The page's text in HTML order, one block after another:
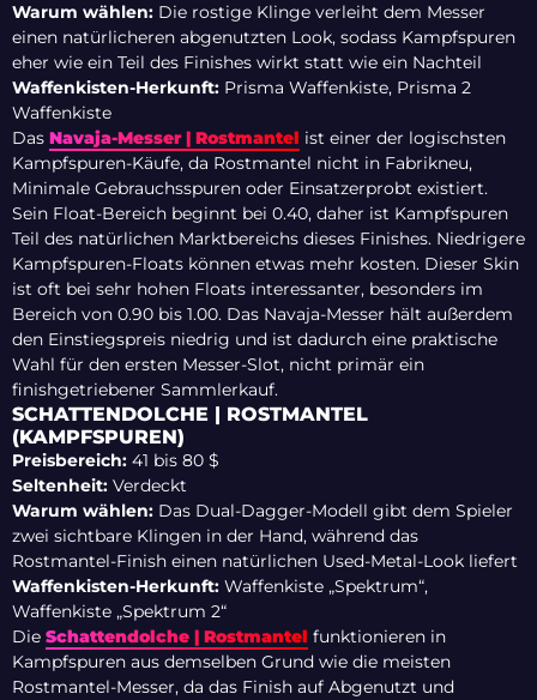
Warum wählen: Die rostige Klinge verleiht dem Messer
einen natürlicheren abgenutzten Look, sodass Kampfspuren
eher wie ein Teil des Finishes wirkt statt wie ein Nachteil
Waffenkisten-Herkunft: Prisma Waffenkiste, Prisma 2
Waffenkiste
Das Navaja-Messer | Rostmantel ist einer der logischsten
Kampfspuren-Käufe, da Rostmantel nicht in Fabrikneu,
Minimale Gebrauchsspuren oder Einsatzerprobt existiert.
Sein Float-Bereich beginnt bei 0.40, daher ist Kampfspuren
Teil des natürlichen Marktbereichs dieses Finishes. Niedrigere
Kampfspuren-Floats können etwas mehr kosten. Dieser Skin
ist oft bei sehr hohen Floats interessanter, besonders im
Bereich von 0.90 bis 1.00. Das Navaja-Messer hält außerdem
den Einstiegspreis niedrig und ist dadurch eine praktische
Wahl für den ersten Messer-Slot, nicht primär ein
finishgetriebener Sammlerkauf.
SCHATTENDOLCHE | ROSTMANTEL
(KAMPFSPUREN)
Preisbereich: 41 bis 80 $
Seltenheit: Verdeckt
Warum wählen: Das Dual-Dagger-Modell gibt dem Spieler
zwei sichtbare Klingen in der Hand, während das
Rostmantel-Finish einen natürlichen Used-Metal-Look liefert
Waffenkisten-Herkunft: Waffenkiste „Spektrum“,
Waffenkiste „Spektrum 2“
Die Schattendolche | Rostmantel funktionieren in
Kampfspuren aus demselben Grund wie die meisten
Rostmantel-Messer, da das Finish auf Abgenutzt und